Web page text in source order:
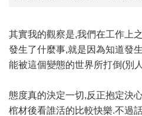
其實我的觀察是,我們在工作上
發生了什麼事,就是因為知道發
能被這個變態的世界所打倒(別
態度真的決定一切,反正抱定決
棺材後看誰活的比較快樂.不過